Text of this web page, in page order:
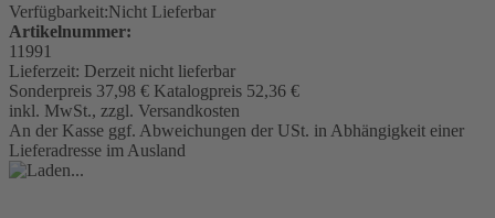
Verfügbarkeit:Nicht Lieferbar
Artikelnummer:
11991
Lieferzeit: Derzeit nicht lieferbar
Sonderpreis 37,98 € Katalogpreis 52,36 €
inkl. MwSt., zzgl. Versandkosten
An der Kasse ggf. Abweichungen der USt. in Abhängigkeit einer
Lieferadresse im Ausland